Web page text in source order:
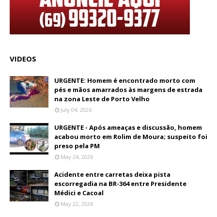
VIDEOS
URGENTE: Homem é encontrado morto com
pés e mãos amarrados às margens de estrada
na zona Leste de Porto Velho
July 04, 2026
URGENTE - Após ameaças e discussão, homem
acabou morto em Rolim de Moura; suspeito foi
preso pela PM
May 24, 2026
Acidente entre carretas deixa pista
escorregadia na BR-364 entre Presidente
Médici e Cacoal
May 22, 2026